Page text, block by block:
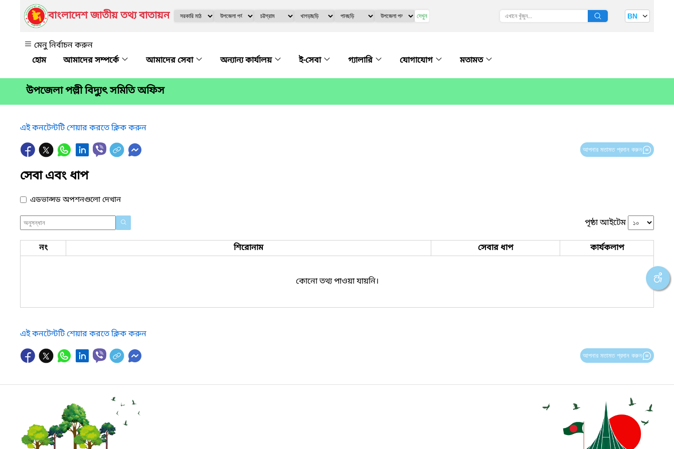
বাংলাদেশ জাতীয় তথ্য বাতায়ন দেখুন BN
মেনু নির্বাচন করুন
আমাদের সম্পর্কে
আমাদের সেবা অন্যান্য কার্যালয় ই-সেবা গ্যালারি যোগাযোগ মতামত
উপজেলা পল্লী বিদ্যুৎ সমিতি অফিস
এই কনটেন্টটি শেয়ার করতে ক্লিক করুন
আপনার মতামত প্রদান করুন
সেবা এবং ধাপ
এডভান্সড অপশনগুলো দেখান
পৃষ্ঠা আইটেম
নং শিরোনাম সেবার ধাপ কার্যকলাপ
কোনো তথ্য পাওয়া যায়নি।
এই কনটেন্টটি শেয়ার করতে ক্লিক করুন
আপনার মতামত প্রদান করুন